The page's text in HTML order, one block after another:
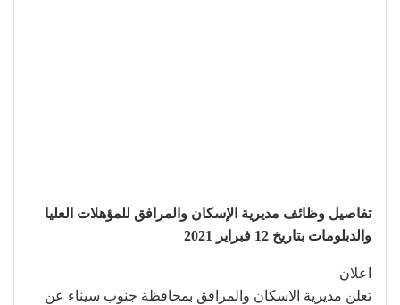
تفاصيل وظائف مديرية الإسكان والمرافق للمؤهلات العليا
والدبلومات بتاريخ 12 فبراير 2021
اعلان
تعلن مديرية الاسكان والمرافق بمحافظة جنوب سيناء عن